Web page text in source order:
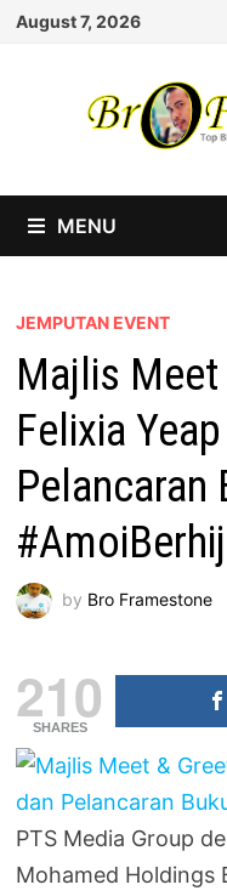
Skip
August 7, 2026
MENU
JEMPUTAN EVENT
Majlis Meet
Felixia
Pelancaran
by Bro Framestone
210
SHARES
PTS Media Group
Mohamed Holdings